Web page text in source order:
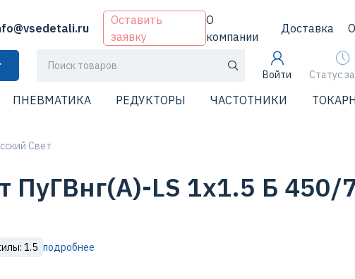
Оставить
заявку
О
компании
Доставка
Войти Статус
ПНЕВМАТИКА РЕДУКТОРЫ ЧАСТОТНИКИ
Свет
ПуГВнг(А)-LS 1х1.5 Б 450/
1.5 подробнее